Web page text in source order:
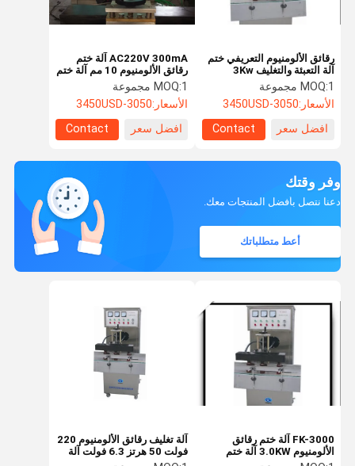
AC220V 300mA آلة ختم
رقائق الألومنيوم 10 مم آلة ختم
احباط الزجاجة
MOQ:1 مجموعة
الأسعار:3050-3450USD
افضل سعر
Contact
رقائق الألومنيوم التعريفي ختم
آلة التعبئة والتغليف 3Kw
MOQ:1 مجموعة
الأسعار:3050-3450USD
افضل سعر
Contact
وفر وقتك
دعنا نتصل بأفضل المنتجات معك.
أعط متطلباتك
FK-3000 آلة ختم رقائق
الألومنيوم 3.0KW آلة ختم
احباط الزجاجة البلاستيكية
آلة تغليف رقائق الألومنيوم 220
فولت 50 هرتز 6.3 فولت آلة
ختم جرة بلاستيكية